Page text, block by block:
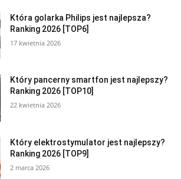
Która golarka Philips jest najlepsza?
Ranking 2026 [TOP6]
17 kwietnia 2026
Który pancerny smartfon jest najlepszy?
Ranking 2026 [TOP10]
22 kwietnia 2026
Który elektrostymulator jest najlepszy?
Ranking 2026 [TOP9]
2 marca 2026